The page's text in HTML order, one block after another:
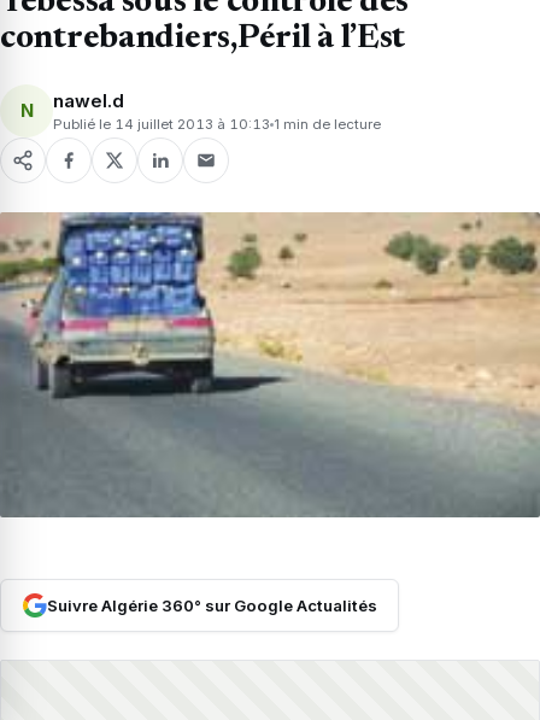
contrebandiers,Péril à l’Est
N nawel.d
Publié le 14 juillet 2013 à 10:13 1 min de lecture
Suivre Algérie 360° sur Google Actualités